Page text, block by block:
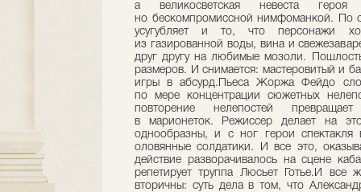
а великосветская невеста героя
но бескомпромиссной нимфоманкой. По
усугубляет и то, что персонажи
из газированной воды, вина и
друг другу на любимые мозоли.
размеров. И снимается: мастеровитый и
игры в абсурд.Пьеса Жоржа Фейдо
по мере концентрации сюжетных
повторение нелепостей
в марионеток. Режиссер делает на
однообразны, и с ног герои
оловянные солдатики. И все это,
действие разворачивалось на сцене
репетирует труппа Люсьет Готье.И все
вторичны: суть дела в том, что